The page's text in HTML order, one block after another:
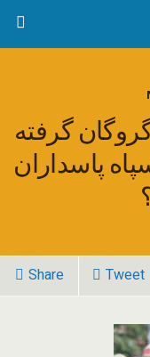
گرفته
پاسداران
Share Tweet